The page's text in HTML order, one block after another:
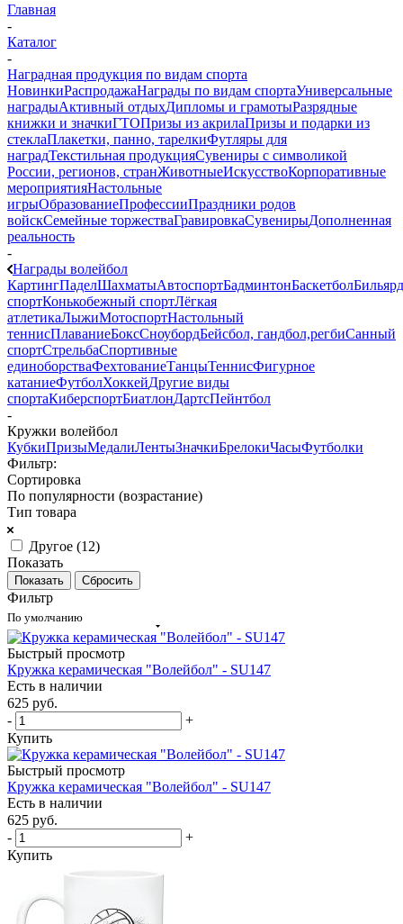
Главная
-
Каталог
-
Наградная продукция по видам спорта
НовинкиРаспродажаНаграды по видам спортаУниверсальные
наградыАктивный отдыхДипломы и грамотыРазрядные
книжки и значкиГТОПризы из акрилаПризы и подарки из
стеклаПлакетки, панно, тарелкиФутляры для
наградТекстильная продукцияСувениры с символикой
России, регионов, странЖивотныеИскусствоКорпоративные
мероприятияНастольные
игрыОбразованиеПрофессииПраздники родов
войскСемейные торжестваГравировкаСувенирыДополненная
реальность
-
Награды волейбол
КартингПаделШахматыАвтоспортБадминтонБаскетболБильярд
спортКонькобежный спортЛёгкая
атлетикаЛыжиМотоспортНастольный
теннисПлаваниеБоксСноубордБейсбол, гандбол,регбиСанный
спортСтрельбаСпортивные
единоборстваФехтованиеТанцыТеннисФигурное
катаниеФутболХоккейДругие виды
спортаКиберспортБиатлонДартсПейнтбол
-
Кружки волейбол
КубкиПризыМедалиЛентыЗначкиБрелокиЧасыФутболки
Фильтр:
Сортировка
По популярности (возрастание)
Тип товара
Другое (12)
Показать
Сбросить
Фильтр
По умолчанию
Быстрый просмотр
Кружка керамическая "Волейбол" - SU147
Есть в наличии
625 руб.
-
+
Купить
Быстрый просмотр
Кружка керамическая "Волейбол" - SU147
Есть в наличии
625 руб.
-
+
Купить